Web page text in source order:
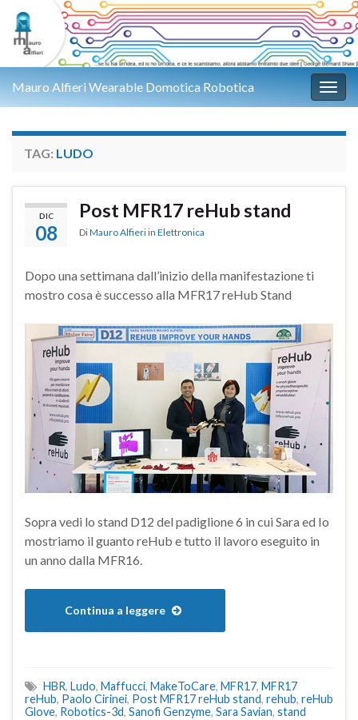
Mauro Alfieri Wearable Domotica Robotica
TAG: LUDO
DIC
08
Post MFR17 reHub stand
DiMauro Alfieri in Elettronica
Dopo una settimana dall’inizio della manifestazione ti
mostro cosa è successo alla MFR17 reHub Stand
Sopra vedi lo stand D12 del padiglione 6 in cui Sara ed Io
mostriamo il guanto reHub e tutto il lavoro eseguito in
un anno dalla MFR16.
Continua a leggere
HBR, Ludo, Maffucci, MakeToCare, MFR17, MFR17
reHub, Paolo Cirinei, Post MFR17 reHub stand, rehub, reHub
Glove, Robotics-3d, Sanofi Genzyme, Sara Savian, stand